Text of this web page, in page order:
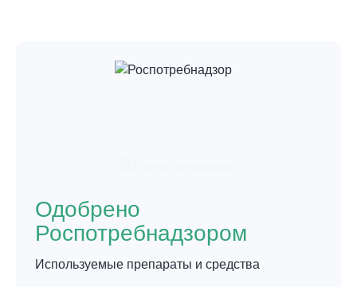
Одобрено
Роспотребнадзором
Используемые препараты и средства